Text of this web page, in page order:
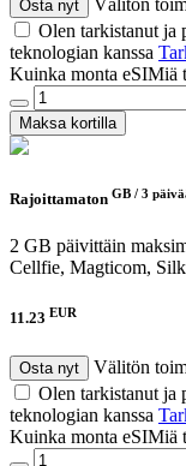
Osta nyt
Olen tarkistanut ja
teknologian kanssa
Kuinka monta eSIMiä
Maksa kortilla
Rajoittamaton GB / 3
2 GB päivittäin
Cellfie, Magticom,
11.23 EUR
Osta nyt
Välitön
Olen tarkistanut ja
teknologian kanssa
Kuinka monta eSIMiä